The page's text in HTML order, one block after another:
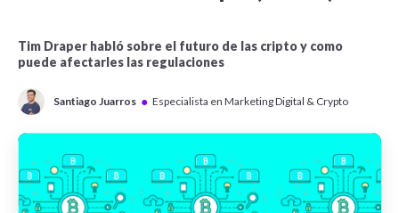
Tim Draper habló sobre el futuro de las cripto y como
puede afectarles las regulaciones
Santiago Juarros ● Especialista en Marketing Digital & Crypto